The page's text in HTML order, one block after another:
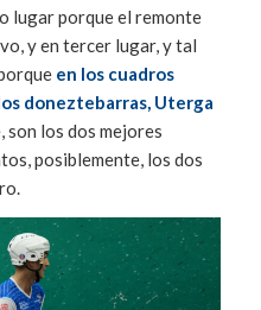
lugar porque el remonte
y en tercer lugar, y tal
en los cuadros
doneztebarras, Uterga
los dos mejores
posiblemente, los dos